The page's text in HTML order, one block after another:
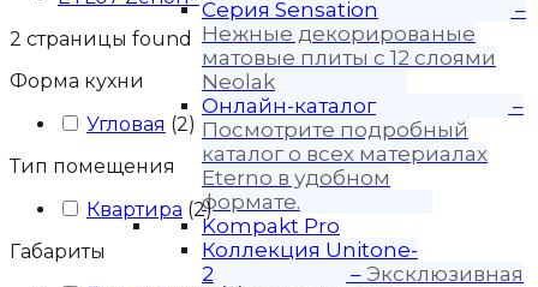
Серия Sensation
–
Нежные декорированые
матовые плиты с 12 слоями
Neolak
Онлайн-каталог
–
Посмотрите подробный
каталог о всех материалах
Eterno в удобном
формате.
Kompakt Pro
Коллекция Unitone-
2
– Эксклюзивная
2 страницы found
Форма кухни
Угловая (2)
Тип помещения
Квартира (2)
Габариты